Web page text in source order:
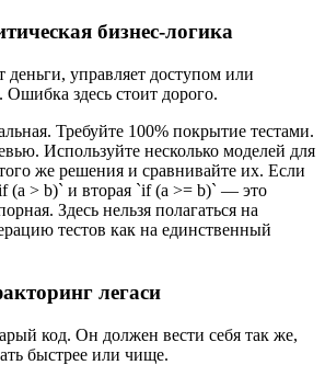
бизнес-логика
деньги, управляет доступом или
Ошибка здесь стоит дорого.
Требуйте 100% покрытие тестами.
Используйте несколько моделей для
же решения и сравнивайте их. Если
(a > b)` и вторая `if (a >= b)` — это
Здесь нельзя полагаться на
тестов как на единственный
легаси
код. Он должен вести себя так же,
быстрее или чище.